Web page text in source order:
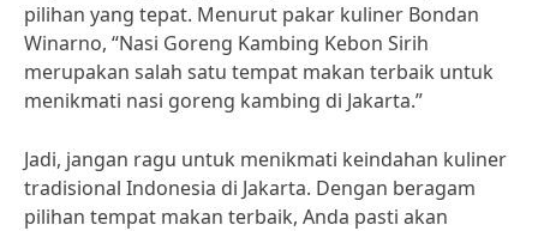
pilihan yang tepat. Menurut pakar kuliner Bondan
Winarno, “Nasi Goreng Kambing Kebon Sirih
merupakan salah satu tempat makan terbaik untuk
menikmati nasi goreng kambing di Jakarta.”
Jadi, jangan ragu untuk menikmati keindahan kuliner
tradisional Indonesia di Jakarta. Dengan beragam
pilihan tempat makan terbaik, Anda pasti akan